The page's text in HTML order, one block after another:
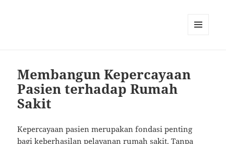
Membangun Kepercayaan
Pasien terhadap Rumah
Sakit
Kepercayaan pasien merupakan fondasi penting
bagi keberhasilan pelayanan rumah sakit. Tanpa